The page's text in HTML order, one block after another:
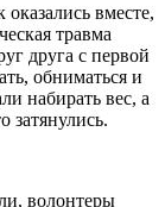
вместе,
травма
друга с первой
обниматься и
набирать вес, а
затянулись.
волонтеры